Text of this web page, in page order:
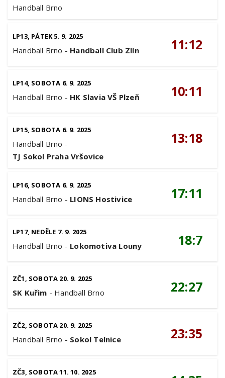
Handball Brno
LP13, PÁTEK 5. 9. 2025
Handball Brno - Handball Club Zlín 11:12
LP14, SOBOTA 6. 9. 2025
Handball Brno - HK Slavia VŠ Plzeň 10:11
LP15, SOBOTA 6. 9. 2025
Handball Brno -
TJ Sokol Praha Vršovice
13:18
LP16, SOBOTA 6. 9. 2025
Handball Brno - LIONS Hostivice 17:11
LP17, NEDĚLE 7. 9. 2025
Handball Brno - Lokomotiva Louny 18:7
ZČ1, SOBOTA 20. 9. 2025
SK Kuřim - Handball Brno 22:27
ZČ2, SOBOTA 20. 9. 2025
Handball Brno - Sokol Telnice 23:35
ZČ3, SOBOTA 11. 10. 2025